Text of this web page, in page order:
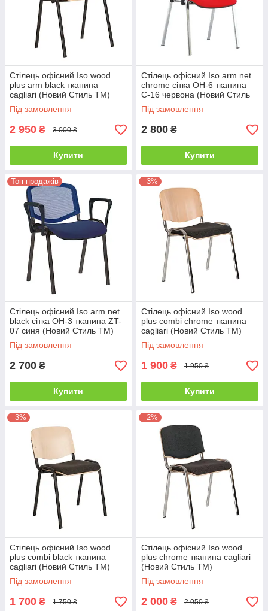
Стілець офісний Iso wood
plus arm black тканина
cagliari (Новий Стиль ТМ)
Під замовлення
2 950 ₴ 3 000 ₴
Купити
Стілець офісний Iso arm net
chrome сітка ОН-6 тканина
С-16 червона (Новий Стиль
ТМ)
Під замовлення
2 800 ₴
Купити
Топ продажів
Стілець офісний Iso arm net
black сітка ОН-3 тканина ZT-
07 синя (Новий Стиль ТМ)
Під замовлення
2 700 ₴
Купити
–3%
Стілець офісний Iso wood
plus combi chrome тканина
cagliari (Новий Стиль ТМ)
Під замовлення
1 900 ₴ 1 950 ₴
Купити
–3%
Стілець офісний Iso wood
plus combi black тканина
cagliari (Новий Стиль ТМ)
Під замовлення
1 700 ₴ 1 750 ₴
–2%
Стілець офісний Iso wood
plus chrome тканина cagliari
(Новий Стиль ТМ)
Під замовлення
2 000 ₴ 2 050 ₴